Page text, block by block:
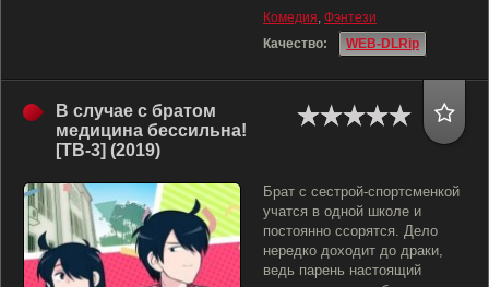
Комедия, Фэнтези
Качество:
WEB-DLRip
В случае с братом
медицина бессильна!
[ТВ-3] (2019)
Брат с сестрой-спортсменкой
учатся в одной школе и
постоянно ссорятся. Дело
нередко доходит до драки,
ведь парень настоящий